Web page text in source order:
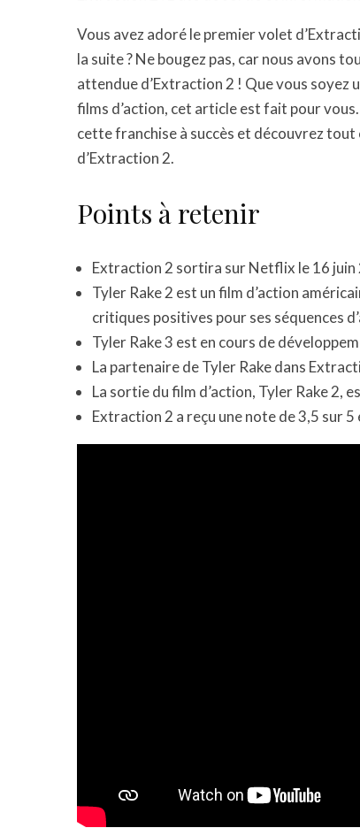
Vous avez adoré le premier volet
la suite ? Ne bougez pas, car nous avons
attendue d’Extraction 2 ! Que vous
films d’action, cet article est fait pour
cette franchise à succès et découvrez
d’Extraction 2.
Points à retenir
Extraction 2 sortira sur Netflix le 16 juin
Tyler Rake 2 est un film d’action
critiques positives pour ses séquences
Tyler Rake 3 est en cours de
La partenaire de Tyler Rake dans
La sortie du film d’action, Tyler Rake 2,
Extraction 2 a reçu une note de 3,5 sur